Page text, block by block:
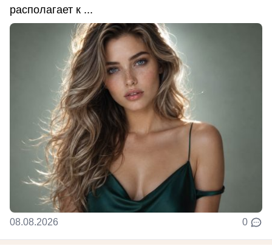
располагает к ...
08.08.2026 0